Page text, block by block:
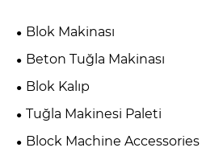
Blok Makinası
Beton Tuğla Makinası
Blok Kalıp
Tuğla Makinesi Paleti
Block Machine Accessories